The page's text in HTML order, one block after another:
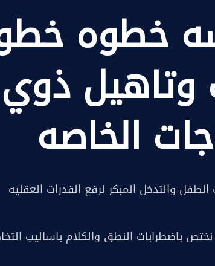
خطوه
وتاهيل ذوي
الخاصه
والتدخل المبكر لرفع القدرات العقليه
نختص باضطرابات النطق والكلام باساليب